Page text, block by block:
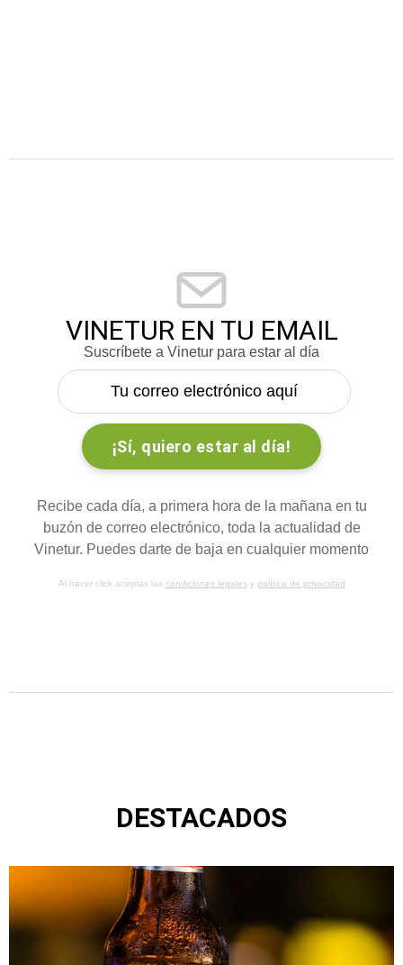
VINETUR EN TU EMAIL
Suscríbete a Vinetur para estar al día
Recibe cada día, a primera hora de la mañana en tu
buzón de correo electrónico, toda la actualidad de
Vinetur. Puedes darte de baja en cualquier momento
Al hacer click aceptas las condiciones legalesy política de privacidad
DESTACADOS